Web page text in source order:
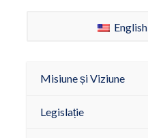
English
Misiune și Viziune
Legislație